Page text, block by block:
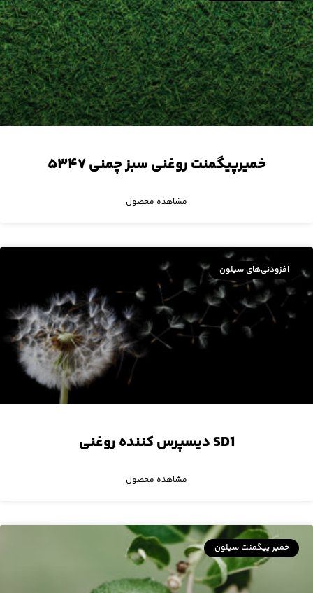
خمیرپیگمنت روغنی سبز چمنی ۵۳۴۷
مشاهده محصول
افزودنی‌های سیلون
SD1 دیسپرس کننده‌ روغنی
مشاهده محصول
خمیر پیگمنت سیلون